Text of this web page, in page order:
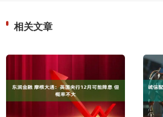
相关文章